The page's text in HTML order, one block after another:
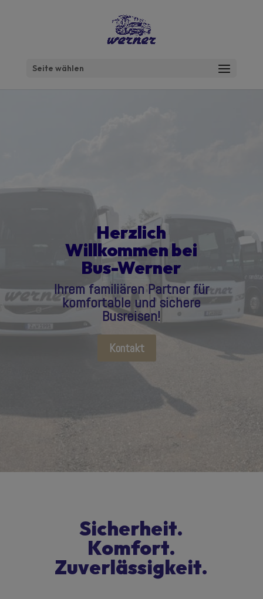
Seite wählen
Herzlich
Willkommen bei
Bus-Werner
Ihrem familiären Partner für
komfortable und sichere
Busreisen!
Kontakt
Sicherheit.
Komfort.
Zuverlässigkeit.